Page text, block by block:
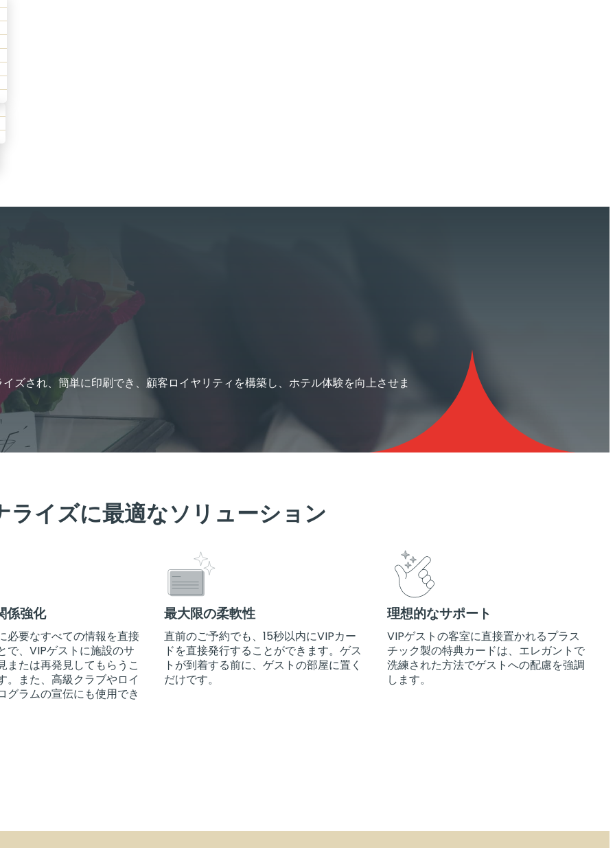
され、簡単に印刷でき、顧客ロイヤリティを構築し、ホテル体験を向上させま
イズに最適なソリューション
係強化
必要なすべての情報を直接
で、VIPゲストに施設のサ
または再発見してもらうこ
。また、高級クラブやロイ
グラムの宣伝にも使用でき
最大限の柔軟性
直前のご予約でも、15秒以内にVIPカー
ドを直接発行することができます。ゲス
トが到着する前に、ゲストの部屋に置く
だけです。
理想的なサポート
VIPゲストの客室に直接置かれるプラス
チック製の特典カードは、エレガントで
洗練された方法でゲストへの配慮を強調
します。